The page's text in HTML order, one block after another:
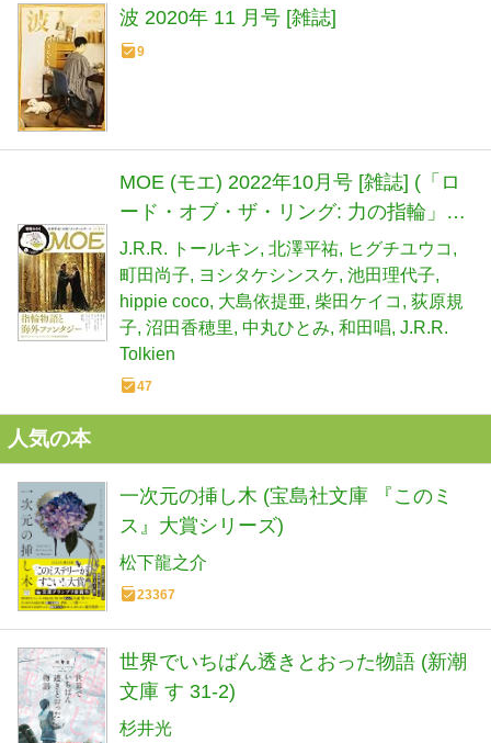
波 2020年 11 月号 [雑誌]
9
MOE (モエ) 2022年10月号 [雑誌] (「ロ
ード・オブ・ザ・リング: 力の指輪」ス
タート！ 指輪物語と海外ファンタジ
ー | 特別ふろく 北澤平祐描きおろし大
判ダイカットカード)
J.R.R. トールキン 北澤平祐
ヒグチユウコ
町田尚子
ヨシタケシンスケ 池田理代子
hippie coco 大島依提亜 柴田ケイコ
荻原規
子 沼田香穂里 中丸ひとみ 和田唱 J.R.R.
Tolkien
47
人気の本
一次元の挿し木 (宝島社文庫 『このミ
ス』大賞シリーズ)
松下龍之介
23367
世界でいちばん透きとおった物語 (新潮
文庫 す 31-2)
杉井光